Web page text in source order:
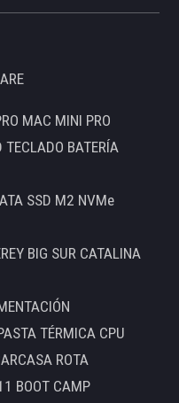
MAC MINI PRO
BATERÍA
SSD M2 NVMe
BIG SUR CATALINA
TÉRMICA CPU
ROTA
BOOT CAMP